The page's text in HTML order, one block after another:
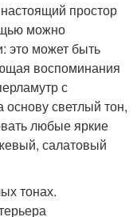
простор
можно
это может быть
воспоминания
с
светлый тон,
любые яркие
салатовый